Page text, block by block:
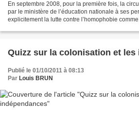
En septembre 2008, pour la première fois, la
par le ministère de l’éducation nationale à ses
explicitement la lutte contre l’homophobie
Quizz sur la colonisation et les
Publié le 01/10/2011 à 08:13
Par Louis BRUN